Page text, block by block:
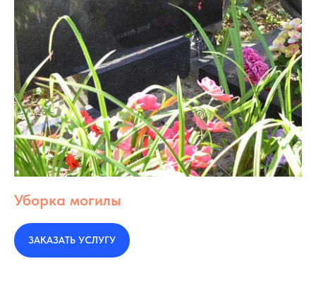
Уборка могилы
ЗАКАЗАТЬ УСЛУГУ